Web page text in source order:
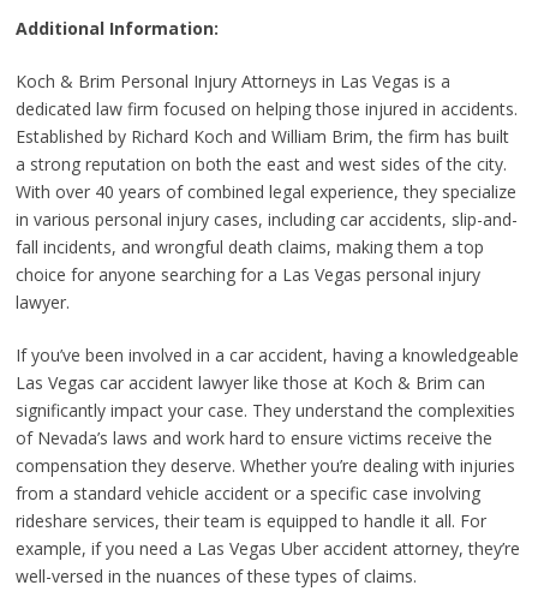
Additional Information:
Koch & Brim Personal Injury Attorneys in Las Vegas is a
dedicated law firm focused on helping those injured in accidents.
Established by Richard Koch and William Brim, the firm has built
a strong reputation on both the east and west sides of the city.
With over 40 years of combined legal experience, they specialize
in various personal injury cases, including car accidents, slip-and-
fall incidents, and wrongful death claims, making them a top
choice for anyone searching for a Las Vegas personal injury
lawyer.
If you’ve been involved in a car accident, having a knowledgeable
Las Vegas car accident lawyer like those at Koch & Brim can
significantly impact your case. They understand the complexities
of Nevada’s laws and work hard to ensure victims receive the
compensation they deserve. Whether you’re dealing with injuries
from a standard vehicle accident or a specific case involving
rideshare services, their team is equipped to handle it all. For
example, if you need a Las Vegas Uber accident attorney, they’re
well-versed in the nuances of these types of claims.